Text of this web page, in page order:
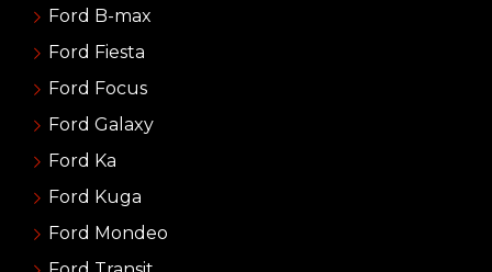
Ford B-max
Ford Fiesta
Ford Focus
Ford Galaxy
Ford Ka
Ford Kuga
Ford Mondeo